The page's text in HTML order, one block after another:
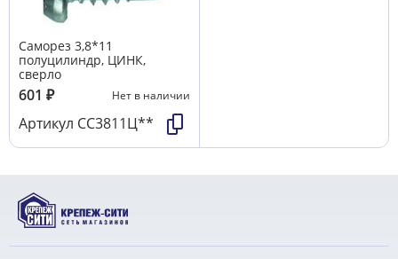
Саморез 3,8*11
полуцилиндр, ЦИНК,
сверло
601 ₽ Нет в наличии
Артикул СС3811Ц**